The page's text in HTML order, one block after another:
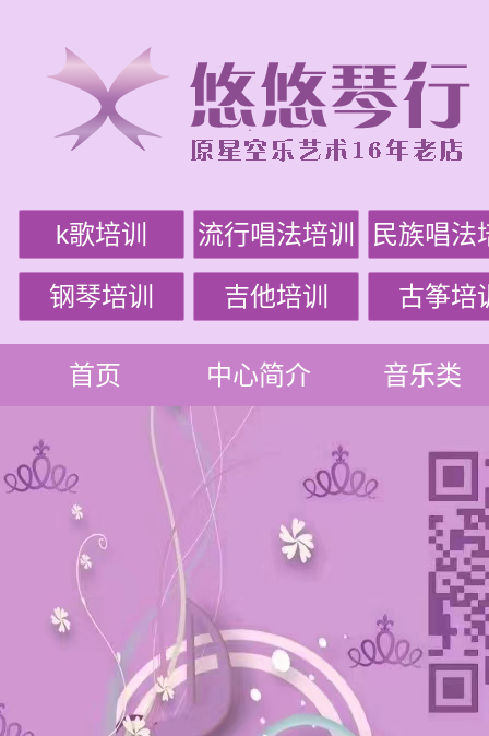
k歌培训 流行唱法培训 民族唱法
钢琴培训 吉他培训 古筝培
首页 中心简介 音乐类